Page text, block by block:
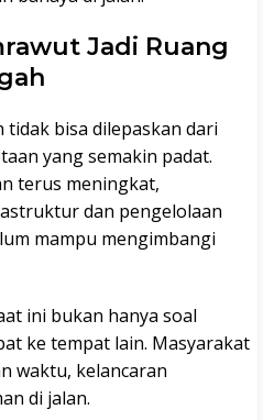
Jadi Ruang
tidak bisa dilepaskan dari
yang semakin padat.
terus meningkat,
dan pengelolaan
mampu mengimbangi
ini bukan hanya soal
ke tempat lain. Masyarakat
waktu, kelancaran
di jalan.